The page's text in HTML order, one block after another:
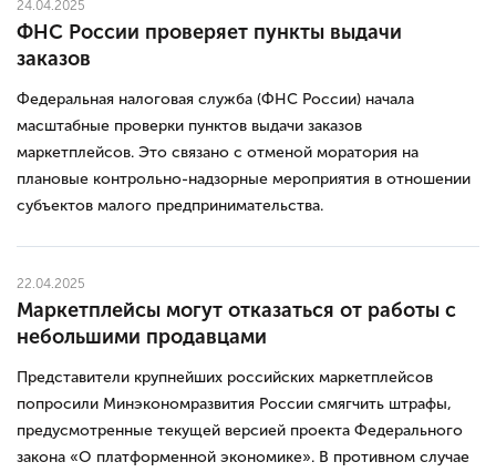
24.04.2025
ФНС России проверяет пункты выдачи
заказов
Федеральная налоговая служба (ФНС России) начала
масштабные проверки пунктов выдачи заказов
маркетплейсов. Это связано с отменой моратория на
плановые контрольно-надзорные мероприятия в отношении
субъектов малого предпринимательства.
22.04.2025
Маркетплейсы могут отказаться от работы с
небольшими продавцами
Представители крупнейших российских маркетплейсов
попросили Минэкономразвития России смягчить штрафы,
предусмотренные текущей версией проекта Федерального
закона «О платформенной экономике». В противном случае